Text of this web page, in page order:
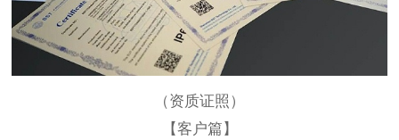
（资质证照）
【客户篇】